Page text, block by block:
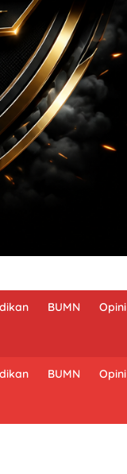
BUMN Opini
BUMN Opini